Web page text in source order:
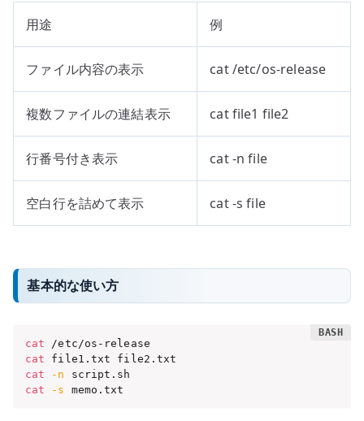
用途 例
ファイル内容の表示 cat /etc/os-release
複数ファイルの連結表示 cat file1 file2
行番号付き表示 cat -n file
空白行を詰めて表示 cat -s file
基本的な使い方
cat
cat
cat
-n
cat
-s memo.txt